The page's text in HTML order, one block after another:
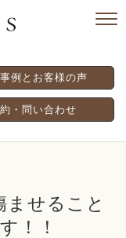
例とお客様の声
・問い合わせ
！！